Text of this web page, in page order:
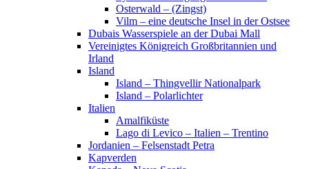
Osterwald – (Zingst)
Vilm – eine deutsche Insel in der Ostsee
Dubais Wasserspiele an der Dubai Mall
Vereinigtes Königreich Großbritannien und
Irland
Island
Island – Thingvellir Nationalpark
Island – Polarlichter
Italien
Amalfiküste
Lago di Levico – Italien – Trentino
Jordanien – Felsenstadt Petra
Kapverden